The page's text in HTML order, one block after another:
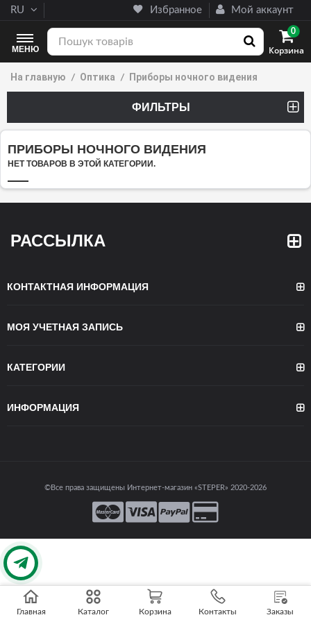
Избранное Мой аккаунт
RU
Корзина
0
МЕНЮ
На главную Оптика Приборы ночного видения
ФИЛЬТРЫ
ПРИБОРЫ НОЧНОГО ВИДЕНИЯ
НЕТ ТОВАРОВ В ЭТОЙ КАТЕГОРИИ.
РАССЫЛКА
КОНТАКТНАЯ ИНФОРМАЦИЯ
МОЯ УЧЕТНАЯ ЗАПИСЬ
КАТЕГОРИИ
ИНФОРМАЦИЯ
©Все права защищены Интернет-магазин «STEPER» 2020-2026
Главная Каталог Корзина Контакты Заказы